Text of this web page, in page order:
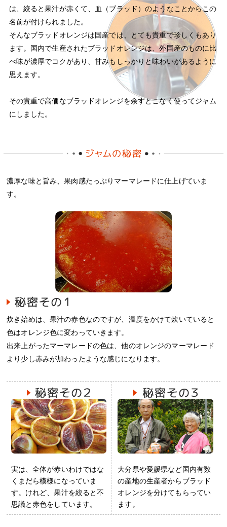
は、絞ると果汁が赤くて、血（ブラッド）のようなことからこの
名前が付けられました。
そんなブラッドオレンジは国産では、とても貴重で珍しくもあり
ます。国内で生産されたブラッドオレンジは、外国産のものに比
べ味が濃厚でコクがあり、甘みもしっかりと味わいがあるように
思えます。
その貴重で高価なブラッドオレンジを余すとこなく使ってジャム
にしました。
濃厚な味と旨み、果肉感たっぷりマーマレードに仕上げていま
す。
炊き始めは、果汁の赤色なのですが、温度をかけて炊いていると
色はオレンジ色に変わっていきます。
出来上がったマーマレードの色は、他のオレンジのマーマレード
より少し赤みが加わったような感じになります。
実は、全体が赤いわけではな
くまだら模様になっていま
す。けれど、果汁を絞ると不
思議と赤色をしています。
大分県や愛媛県など国内有数
の産地の生産者からブラッド
オレンジを分けてもらってい
ます。